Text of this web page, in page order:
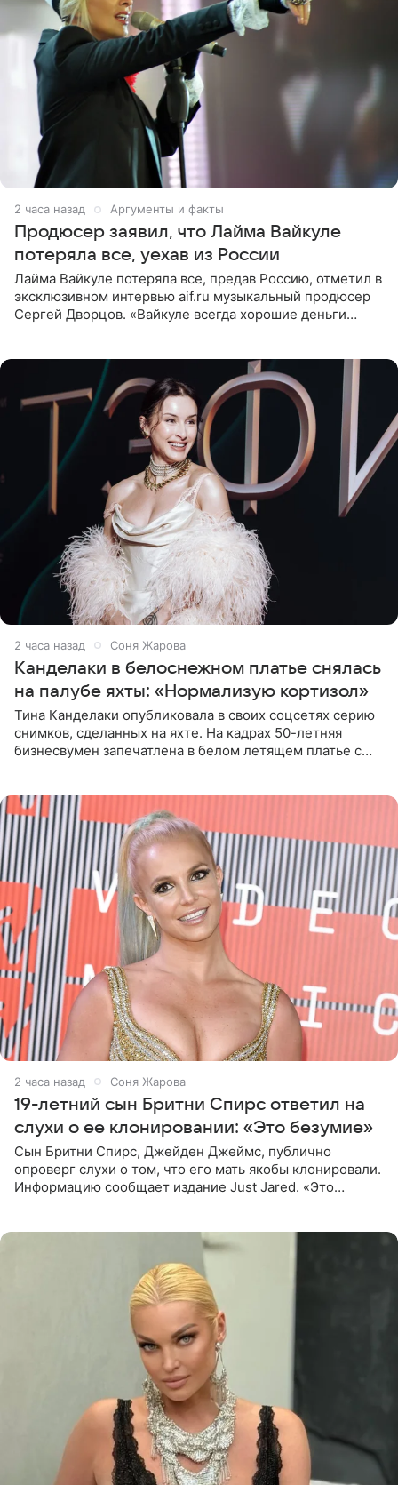
2 часа назад Аргументы и факты
Продюсер заявил, что Лайма Вайкуле
потеряла все, уехав из России
Лайма Вайкуле потеряла все, предав Россию, отметил в
эксклюзивном интервью aif.ru музыкальный продюсер
Сергей Дворцов. «Вайкуле всегда хорошие деньги
2 часа назад Соня Жарова
Канделаки в белоснежном платье снялась
на палубе яхты: «Нормализую кортизол»
Тина Канделаки опубликовала в своих соцсетях серию
снимков, сделанных на яхте. На кадрах 50-летняя
бизнесвумен запечатлена в белом летящем платье с
2 часа назад Соня Жарова
19-летний сын Бритни Спирс ответил на
слухи о ее клонировании: «Это безумие»
Сын Бритни Спирс, Джейден Джеймс, публично
опроверг слухи о том, что его мать якобы клонировали.
Информацию сообщает издание Just Jared. «Это